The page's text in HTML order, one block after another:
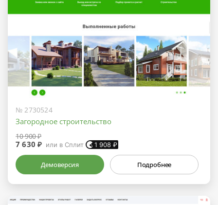
№ 2730524
Загородное строительство
10 900 ₽
7 630 ₽ или в Сплит 1 908 ₽
Демоверсия Подробнее